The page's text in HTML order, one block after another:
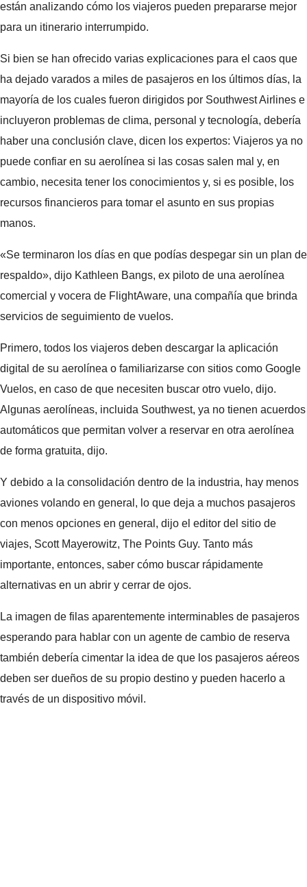
están analizando cómo los viajeros pueden prepararse mejor
para un itinerario interrumpido.
Si bien se han ofrecido varias explicaciones para el caos que
ha dejado varados a miles de pasajeros en los últimos días, la
mayoría de los cuales fueron dirigidos por Southwest Airlines e
incluyeron problemas de clima, personal y tecnología, debería
haber una conclusión clave, dicen los expertos: Viajeros ya no
puede confiar en su aerolínea si las cosas salen mal y, en
cambio, necesita tener los conocimientos y, si es posible, los
recursos financieros para tomar el asunto en sus propias
manos.
«Se terminaron los días en que podías despegar sin un plan de
respaldo», dijo Kathleen Bangs, ex piloto de una aerolínea
comercial y vocera de FlightAware, una compañía que brinda
servicios de seguimiento de vuelos.
Primero, todos los viajeros deben descargar la aplicación
digital de su aerolínea o familiarizarse con sitios como Google
Vuelos, en caso de que necesiten buscar otro vuelo, dijo.
Algunas aerolíneas, incluida Southwest, ya no tienen acuerdos
automáticos que permitan volver a reservar en otra aerolínea
de forma gratuita, dijo.
Y debido a la consolidación dentro de la industria, hay menos
aviones volando en general, lo que deja a muchos pasajeros
con menos opciones en general, dijo el editor del sitio de
viajes, Scott Mayerowitz, The Points Guy. Tanto más
importante, entonces, saber cómo buscar rápidamente
alternativas en un abrir y cerrar de ojos.
La imagen de filas aparentemente interminables de pasajeros
esperando para hablar con un agente de cambio de reserva
también debería cimentar la idea de que los pasajeros aéreos
deben ser dueños de su propio destino y pueden hacerlo a
través de un dispositivo móvil.